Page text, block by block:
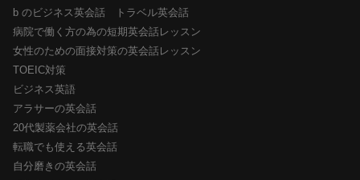
b のビジネス英会話 トラベル英会話
病院で働く方の為の短期英会話レッスン
女性のための面接対策の英会話レッスン
TOEIC対策
ビジネス英語
アラサーの英会話
20代製薬会社の英会話
転職でも使える英会話
自分磨きの英会話